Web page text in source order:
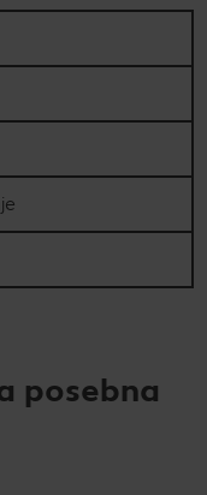
„Nenapisana
posebna